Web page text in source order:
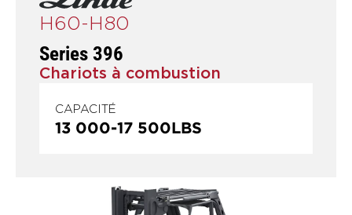
H60-H80
Series 396
Chariots à combustion
CAPACITÉ
13 000-17 500LBS